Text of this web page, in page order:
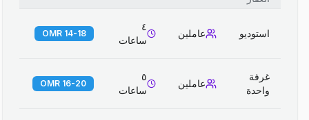
استوديو عاملين
٤
ساعات
14-18 OMR
غرفة
واحدة
عاملين
٥
ساعات
16-20 OMR